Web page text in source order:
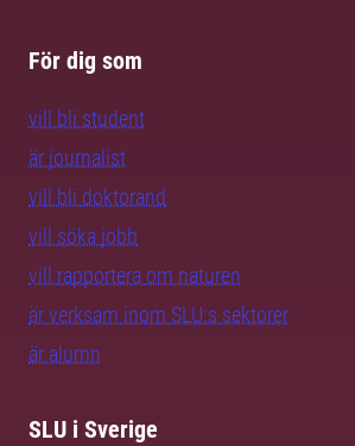
För dig som
vill bli student
är journalist
vill bli doktorand
vill söka jobb
vill rapportera om naturen
är verksam inom SLU:s sektorer
är alumn
SLU i Sverige